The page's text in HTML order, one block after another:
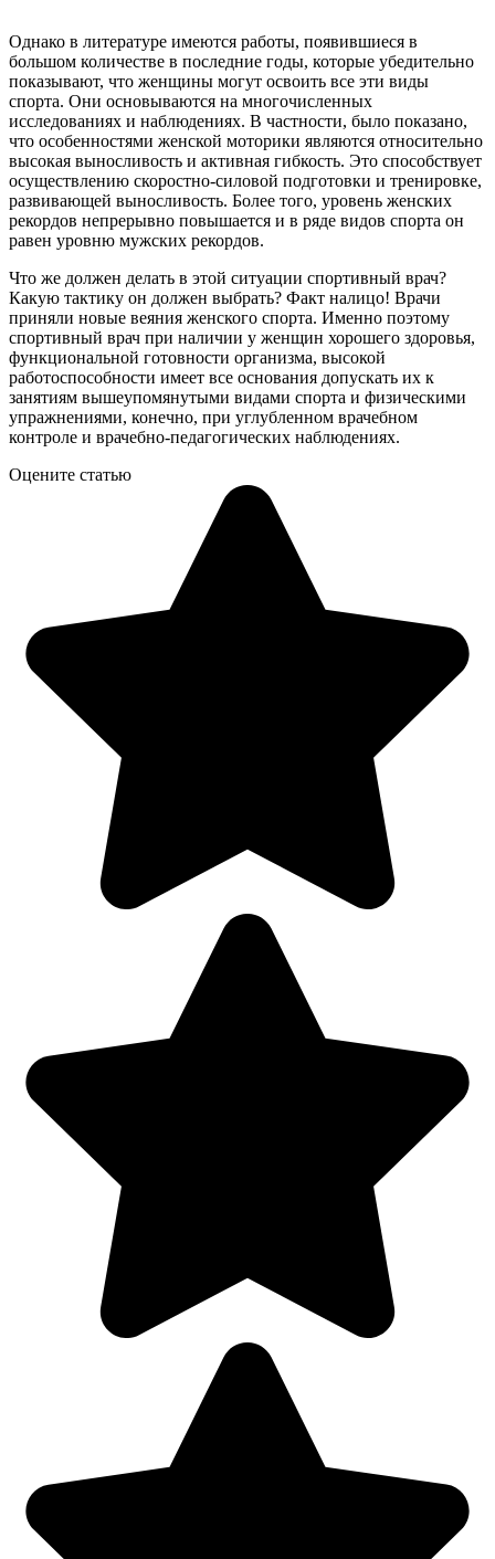
Однако в литературе имеются работы, появившиеся в
большом количестве в последние годы, которые убедительно
показывают, что женщины могут освоить все эти виды
спорта. Они основываются на многочисленных
исследованиях и наблюдениях. В частности, было показано,
что особенностями женской моторики являются относительно
высокая выносливость и активная гибкость. Это способствует
осуществлению скоростно-силовой подготовки и тренировке,
развивающей выносливость. Более того, уровень женских
рекордов непрерывно повышается и в ряде видов спорта он
равен уровню мужских рекордов.
Что же должен делать в этой ситуации спортивный врач?
Какую тактику он должен выбрать? Факт налицо! Врачи
приняли новые веяния женского спорта. Именно поэтому
спортивный врач при наличии у женщин хорошего здоровья,
функциональной готовности организма, высокой
работоспособности имеет все основания допускать их к
занятиям вышеупомянутыми видами спорта и физическими
упражнениями, конечно, при углубленном врачебном
контроле и врачебно-педагогических наблюдениях.
Оцените статью